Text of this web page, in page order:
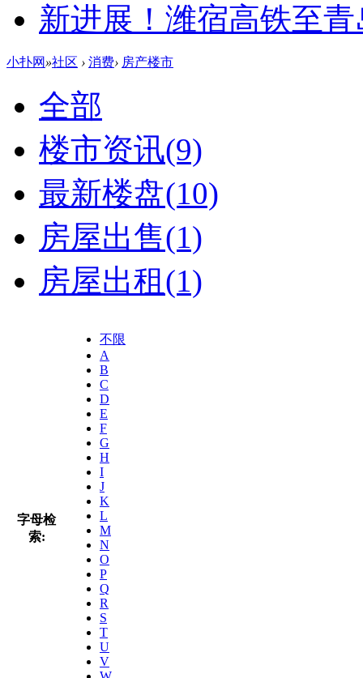
新进展！潍宿高铁至
小扑网 »社区 › 消费› 房产楼市
全部
楼市资讯(9)
最新楼盘(10)
房屋出售(1)
房屋出租(1)
字母检
索:
不限
A
B
C
D
E
F
G
H
I
J
K
L
M
N
O
P
Q
R
S
T
U
V